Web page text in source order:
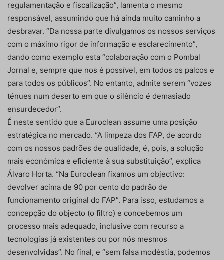
regulamentação e fiscalização”, lamenta o mesmo
responsável, assumindo que há ainda muito caminho a
desbravar. “Da nossa parte divulgamos os nossos serviços
com o máximo rigor de informação e esclarecimento”,
dando como exemplo esta “colaboração com o Pombal
Jornal e, sempre que nos é possível, em todos os palcos e
para todos os públicos”. No entanto, admite serem “vozes
ténues num deserto em que o silêncio é demasiado
ensurdecedor”.
É neste sentido que a Euroclean assume uma posição
estratégica no mercado. “A limpeza dos FAP, de acordo
com os nossos padrões de qualidade, é, pois, a solução
mais económica e eficiente à sua substituição”, explica
Álvaro Horta. “Na Euroclean fixamos um objectivo:
devolver acima de 90 por cento do padrão de
funcionamento original do FAP”. Para isso, estudamos a
concepção do objecto (o filtro) e concebemos um
processo mais adequado, inclusive com recurso a
tecnologias já existentes ou por nós mesmos
desenvolvidas”. No final, e “sem falsa modéstia, podemos